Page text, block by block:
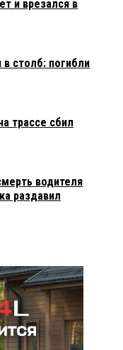
и врезался в
столб: погибли
трассе сбил
водителя
раздавил